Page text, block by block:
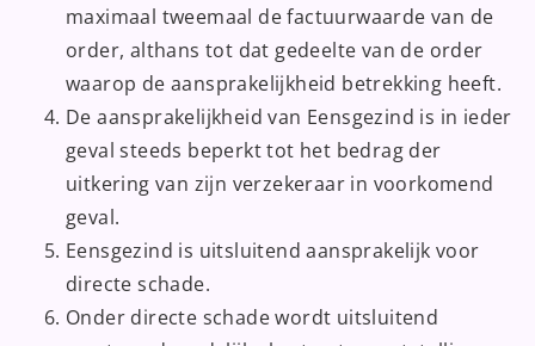
maximaal tweemaal de factuurwaarde van de
order, althans tot dat gedeelte van de order
waarop de aansprakelijkheid betrekking heeft.
De aansprakelijkheid van Eensgezind is in ieder
geval steeds beperkt tot het bedrag der
uitkering van zijn verzekeraar in voorkomend
geval.
Eensgezind is uitsluitend aansprakelijk voor
directe schade.
Onder directe schade wordt uitsluitend